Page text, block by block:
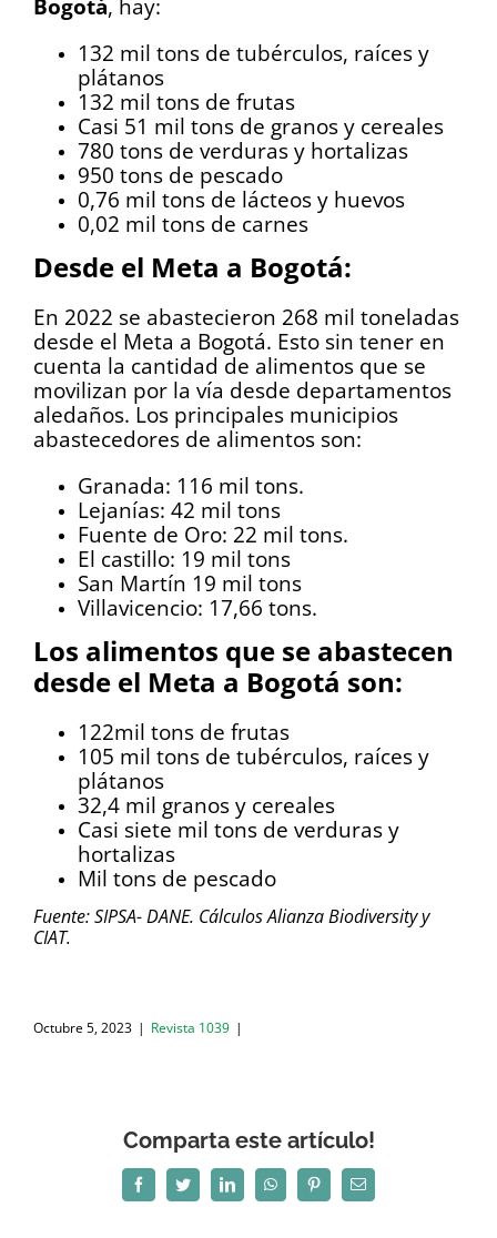
Bogotá, hay:
132 mil tons de tubérculos, raíces y
plátanos
132 mil tons de frutas
Casi 51 mil tons de granos y cereales
780 tons de verduras y hortalizas
950 tons de pescado
0,76 mil tons de lácteos y huevos
0,02 mil tons de carnes
Desde el Meta a Bogotá:
En 2022 se abastecieron 268 mil toneladas
desde el Meta a Bogotá. Esto sin tener en
cuenta la cantidad de alimentos que se
movilizan por la vía desde departamentos
aledaños. Los principales municipios
abastecedores de alimentos son:
Granada: 116 mil tons.
Lejanías: 42 mil tons
Fuente de Oro: 22 mil tons.
El castillo: 19 mil tons
San Martín 19 mil tons
Villavicencio: 17,66 tons.
Los alimentos que se abastecen
desde el Meta a Bogotá son:
122mil tons de frutas
105 mil tons de tubérculos, raíces y
plátanos
32,4 mil granos y cereales
Casi siete mil tons de verduras y
hortalizas
Mil tons de pescado
Fuente: SIPSA- DANE. Cálculos Alianza Biodiversity y
CIAT.
Octubre 5, 2023 | Revista 1039 |
Comparta este artículo!
FacebookTwitterLinkedInWhatsAppPinterestCorreo
electrónico